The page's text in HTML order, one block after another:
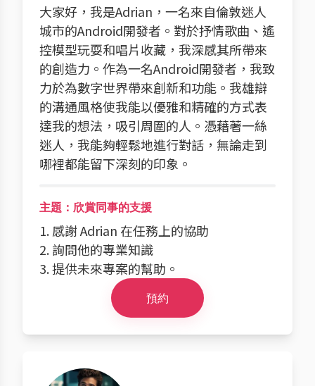
大家好，我是Adrian，一名來自倫敦迷人
城市的Android開發者。對於抒情歌曲、遙
控模型玩耍和唱片收藏，我深感其所帶來
的創造力。作為一名Android開發者，我致
力於為數字世界帶來創新和功能。我雄辯
的溝通風格使我能以優雅和精確的方式表
達我的想法，吸引周圍的人。憑藉著一絲
迷人，我能夠輕鬆地進行對話，無論走到
哪裡都能留下深刻的印象。
主題：欣賞同事的支援
1. 感謝 Adrian 在任務上的協助
2. 詢問他的專業知識
3. 提供未來專案的幫助。
預約